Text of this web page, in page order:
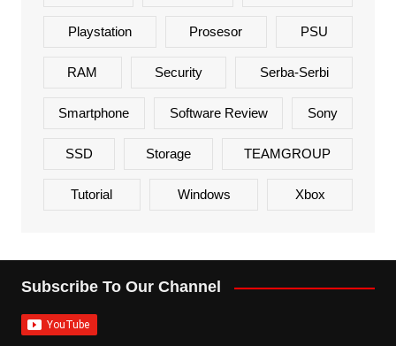
Playstation Prosesor PSU
RAM Security Serba-Serbi
Smartphone Software Review Sony
SSD Storage TEAMGROUP
Tutorial Windows Xbox
Subscribe To Our Channel